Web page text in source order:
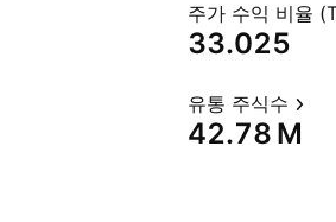
주가 수익 비율
33.025
유통 주식수
‪42.78 M‬